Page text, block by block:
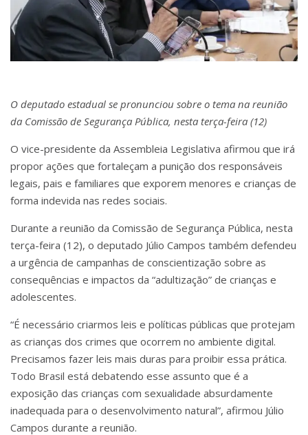
O deputado estadual se pronunciou sobre o tema na reunião
da Comissão de Segurança Pública, nesta terça-feira (12)
O vice-presidente da Assembleia Legislativa afirmou que irá
propor ações que fortaleçam a punição dos responsáveis
legais, pais e familiares que exporem menores e crianças de
forma indevida nas redes sociais.
Durante a reunião da Comissão de Segurança Pública, nesta
terça-feira (12), o deputado Júlio Campos também defendeu
a urgência de campanhas de conscientização sobre as
consequências e impactos da “adultização” de crianças e
adolescentes.
“É necessário criarmos leis e políticas públicas que protejam
as crianças dos crimes que ocorrem no ambiente digital.
Precisamos fazer leis mais duras para proibir essa prática.
Todo Brasil está debatendo esse assunto que é a
exposição das crianças com sexualidade absurdamente
inadequada para o desenvolvimento natural”, afirmou Júlio
Campos durante a reunião.